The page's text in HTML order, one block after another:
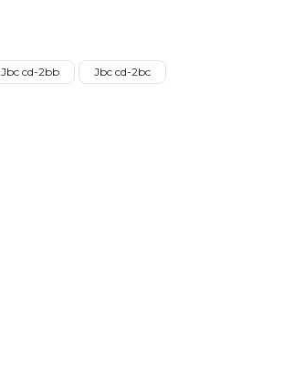
Jbc cd-2bb
Jbc cd-2bc